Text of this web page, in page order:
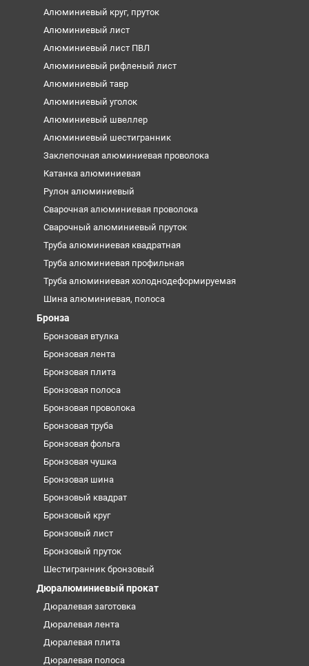
Алюминиевый круг, пруток
Алюминиевый лист
Алюминиевый лист ПВЛ
Алюминиевый рифленый лист
Алюминиевый тавр
Алюминиевый уголок
Алюминиевый швеллер
Алюминиевый шестигранник
Заклепочная алюминиевая проволока
Катанка алюминиевая
Рулон алюминиевый
Сварочная алюминиевая проволока
Сварочный алюминиевый пруток
Труба алюминиевая квадратная
Труба алюминиевая профильная
Труба алюминиевая холоднодеформируемая
Шина алюминиевая, полоса
Бронза
Бронзовая втулка
Бронзовая лента
Бронзовая плита
Бронзовая полоса
Бронзовая проволока
Бронзовая труба
Бронзовая фольга
Бронзовая чушка
Бронзовая шина
Бронзовый квадрат
Бронзовый круг
Бронзовый лист
Бронзовый пруток
Шестигранник бронзовый
Дюралюминиевый прокат
Дюралевая заготовка
Дюралевая лента
Дюралевая плита
Дюралевая полоса